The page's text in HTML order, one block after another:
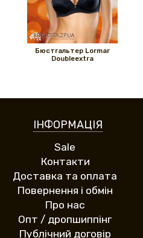
Бюстгальтер Lormar
Doubleextra
ІНФОРМАЦІЯ
Sale
Контакти
Доставка та оплата
Повернення і обмін
Про нас
Опт / дропшиппінг
Публічний договір